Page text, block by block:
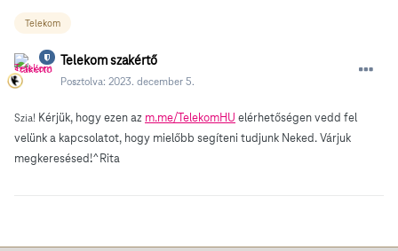
Telekom
Telekom szakértő
Posztolva: 2023. december 5.
Szia! Kérjük, hogy ezen az m.me/TelekomHU elérhetőségen vedd fel
velünk a kapcsolatot, hogy mielőbb segíteni tudjunk Neked. Várjuk
megkeresésed!^Rita